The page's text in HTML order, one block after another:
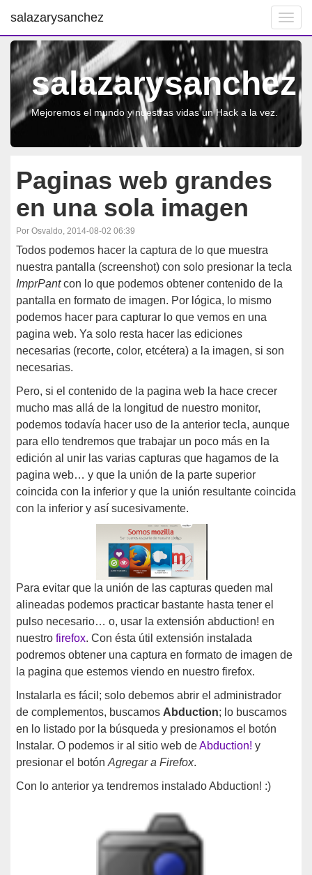
salazarysanchez
salazarysanchez
Mejoremos el mundo y nuestras vidas un Hack a la vez.
Paginas web grandes
en una sola imagen
Por Osvaldo, 2014-08-02 06:39
Todos podemos hacer la captura de lo que muestra
nuestra pantalla (screenshot) con solo presionar la tecla
ImprPantcon lo que podemos obtener contenido de la
pantalla en formato de imagen. Por lógica, lo mismo
podemos hacer para capturar lo que vemos en una
pagina web. Ya solo resta hacer las ediciones
necesarias (recorte, color, etcétera) a la imagen, si son
necesarias.
Pero, si el contenido de la pagina web la hace crecer
mucho mas allá de la longitud de nuestro monitor,
podemos todavía hacer uso de la anterior tecla, aunque
para ello tendremos que trabajar un poco más en la
edición al unir las varias capturas que hagamos de la
pagina web… y que la unión de la parte superior
coincida con la inferior y que la unión resultante coincida
con la inferior y así sucesivamente.
Para evitar que la unión de las capturas queden mal
alineadas podemos practicar bastante hasta tener el
pulso necesario… o, usar la extensión abduction! en
nuestro firefox. Con ésta útil extensión instalada
podremos obtener una captura en formato de imagen de
la pagina que estemos viendo en nuestro firefox.
Instalarla es fácil; solo debemos abrir el administrador
de complementos, buscamos Abduction; lo buscamos
en lo listado por la búsqueda y presionamos el botón
Instalar. O podemos ir al sitio web deAbduction! y
presionar el botón Agregar a Firefox.
Con lo anterior ya tendremos instalado Abduction! :)